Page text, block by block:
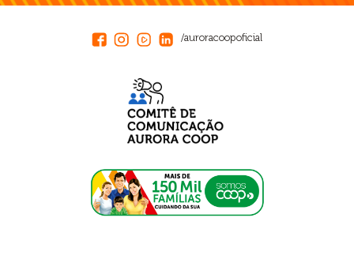
/auroracoopoficial